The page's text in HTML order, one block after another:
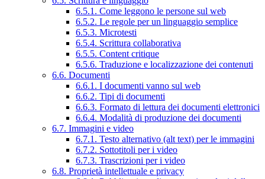
6.5.1. Come leggono le persone sul web
6.5.2. Le regole per un linguaggio semplice
6.5.3. Microtesti
6.5.4. Scrittura collaborativa
6.5.5. Content critique
6.5.6. Traduzione e localizzazione dei contenuti
6.6. Documenti
6.6.1. I documenti vanno sul web
6.6.2. Tipi di documenti
6.6.3. Formato di lettura dei documenti elettronici
6.6.4. Modalità di produzione dei documenti
6.7. Immagini e video
6.7.1. Testo alternativo (alt text) per le immagini
6.7.2. Sottotitoli per i video
6.7.3. Trascrizioni per i video
6.8. Proprietà intellettuale e privacy